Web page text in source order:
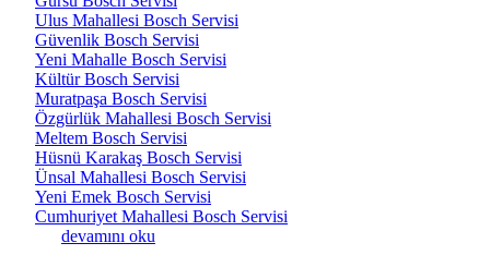
Ulus Mahallesi Bosch Servisi
Güvenlik Bosch Servisi
Yeni Mahalle Bosch Servisi
Kültür Bosch Servisi
Muratpaşa Bosch Servisi
Özgürlük Mahallesi Bosch Servisi
Meltem Bosch Servisi
Hüsnü Karakaş Bosch Servisi
Ünsal Mahallesi Bosch Servisi
Yeni Emek Bosch Servisi
Cumhuriyet Mahallesi Bosch Servisi
Ulus Mahallesi Bosch Beyaz Eşya Tamircisi hakkında
devamını oku